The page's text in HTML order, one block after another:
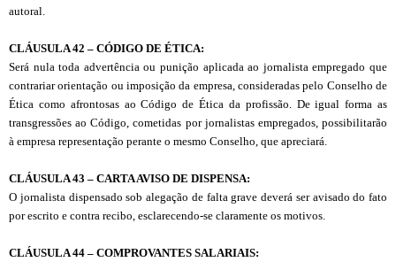
autoral.
CLÁUSULA 42 – CÓDIGO DE ÉTICA:
Será nula toda advertência ou punição aplicada ao jornalista empregado que
contrariar orientação ou imposição da empresa, consideradas pelo Conselho de
Ética como afrontosas ao Código de Ética da profissão. De igual forma as
transgressões ao Código, cometidas por jornalistas empregados, possibilitarão
à empresa representação perante o mesmo Conselho, que apreciará.
CLÁUSULA 43 – CARTA AVISO DE DISPENSA:
O jornalista dispensado sob alegação de falta grave deverá ser avisado do fato
por escrito e contra recibo, esclarecendo-se claramente os motivos.
CLÁUSULA 44 – COMPROVANTES SALARIAIS: